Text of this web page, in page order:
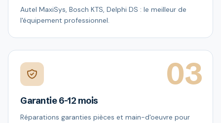
Autel MaxiSys, Bosch KTS, Delphi DS : le meilleur de
l'équipement professionnel.
03
Garantie 6-12 mois
Réparations garanties pièces et main-d'oeuvre pour